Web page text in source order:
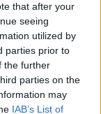
that after your
seeing
utilized by
parties prior to
the further
parties on the
may
IAB’s List of
gerovę,
dar